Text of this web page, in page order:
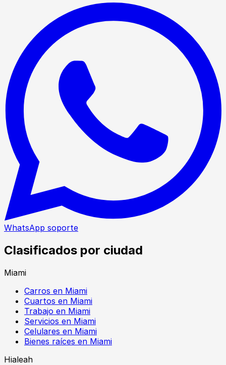
WhatsApp soporte
Clasificados por ciudad
Miami
Carros en Miami
Cuartos en Miami
Trabajo en Miami
Servicios en Miami
Celulares en Miami
Bienes raíces en Miami
Hialeah